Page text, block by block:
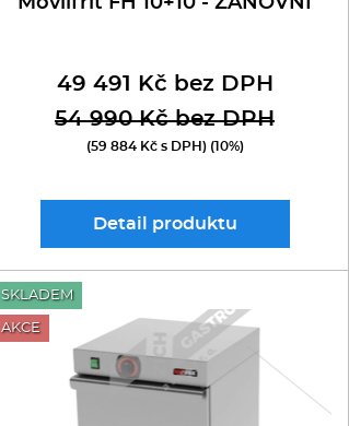
49 491 Kč bez DPH
54 990 Kč bez DPH
(59 884 Kč s DPH) (10%)
Detail produktu
SKLADEM
AKCE